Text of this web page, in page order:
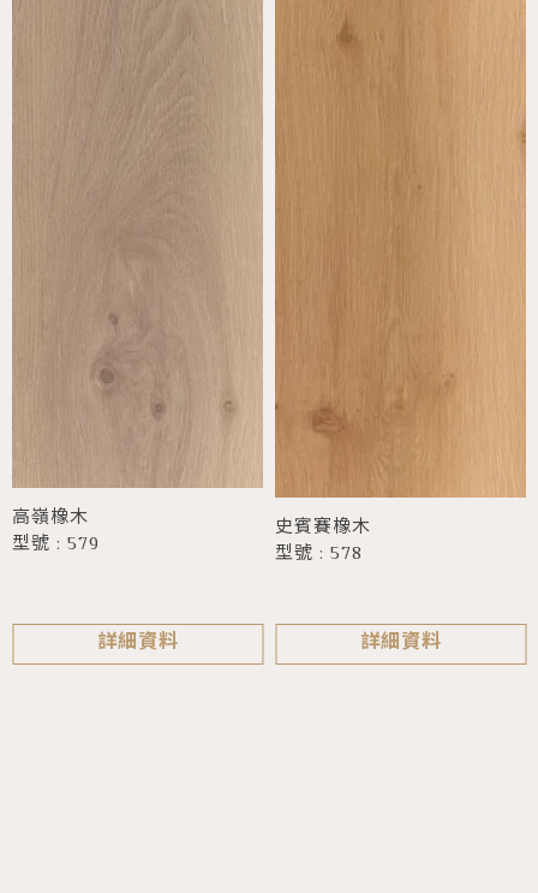
高嶺橡木
型號 : 579
詳細資料
史賓賽橡木
型號 : 578
詳細資料